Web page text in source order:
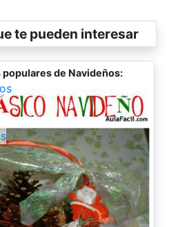
te pueden interesar
populares de Navideños: